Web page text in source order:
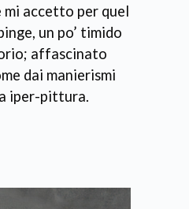
accetto per quel
un po’ timido
affascinato
dai manierismi
iper-pittura.